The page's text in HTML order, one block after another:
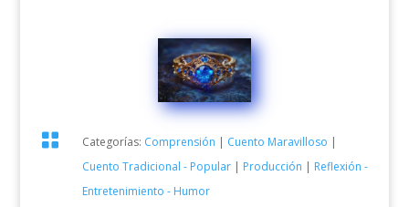
 Categorías: Comprensión Cuento Maravilloso
Cuento Tradicional - Popular| Producción
Reflexión -
Entretenimiento - Humor